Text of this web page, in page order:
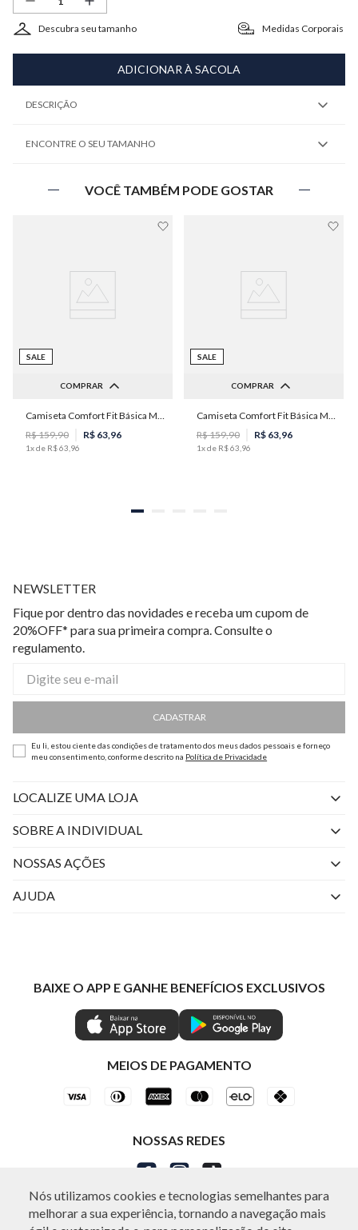
Nós utilizamos cookies e tecnologias semelhantes para
melhorar a sua experiência, tornando a navegação mais
Descubra seu tamanho Medidas Corporais
ADICIONAR À SACOLA
DESCRIÇÃO
ENCONTRE O SEU TAMANHO
VOCÊ TAMBÉM PODE GOSTAR
SALE
COMPRAR
G
Camiseta Comfort Fit Básica Masculina Individual
R$159,90 R$ 63,96
1x de R$63 96
SALE
COMPRAR
G
Camiseta Comfort Fit Básica Masculina Individual
R$159,90 R$ 63,96
1x de R$63 96
NEWSLETTER
Fique por dentro das novidades e receba um cupom de
20%OFF* para sua primeira compra. Consulte o
regulamento.
CADASTRAR
Eu li, estou ciente das condições de tratamento dos meus dados pessoais e forneço
meu consentimento, conforme descrito na Política de Privacidade
LOCALIZE UMA LOJA
SOBRE A INDIVIDUAL
Quem Somos
Painel de Privacidade
Gestão de Preferências
NOSSAS AÇÕES
Livelo
IND CASHBACK
AJUDA
Trocas e Devoluções
Regulamentos
Seja Um Revendedor
Shop by WhatsApp Individual
BAIXE O APP E GANHE BENEFÍCIOS EXCLUSIVOS
MEIOS DE PAGAMENTO
NOSSAS REDES